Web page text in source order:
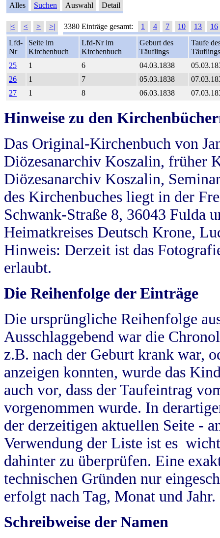
Alles Suchen Auswahl Detail
|< < > >| 3380 Einträge gesamt: 1 4 7 10 13
16
Lfd-
Nr
Seite im
Kirchenbuch
Lfd-Nr im
Kirchenbuch
Geburt des
Täuflings
Taufe
Täuflings
25
1 6 04.03.1838
26
1 7 05.03.1838
27
1 8 06.03.1838
Hinweise zu den
Das Original-Kirchenbuch von
Diözesanarchiv Koszalin, früher
Diözesanarchiv Koszalin,
des Kirchenbuches liegt in der
Schwank-Straße 8, 36043 Fulda
Heimatkreises Deutsch Krone,
Hinweis: Derzeit ist das
erlaubt.
Die Reihenfolge der Einträge
Die ursprüngliche Reihenfolge
Ausschlaggebend war die
z.B. nach der Geburt krank war,
anzeigen konnten, wurde das
auch vor, dass der Taufeintrag
vorgenommen wurde. In
der derzeitigen aktuellen Seite -
Verwendung der Liste ist es
dahinter zu überprüfen. Eine
technischen Gründen nur
erfolgt nach Tag, Monat und Jahr.
Schreibweise der Namen